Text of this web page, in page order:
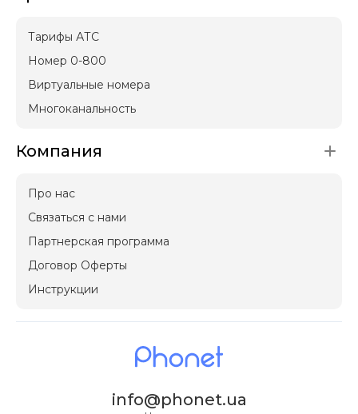
Тарифы АТС
Номер 0-800
Виртуальные номера
Многоканальность
Компания
Про нас
Связаться с нами
Партнерская программа
Договор Оферты
Инструкции
info@phonet.ua